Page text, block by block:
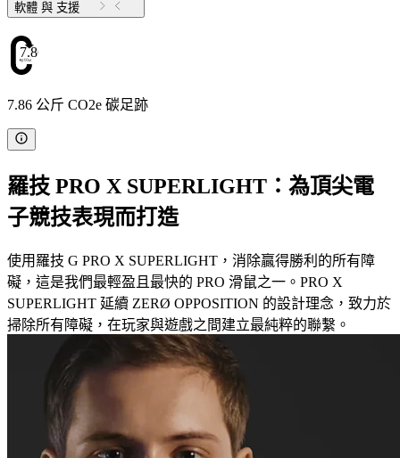
軟體 與 支援
7.86
7.86 公斤 CO2e 碳足跡
羅技 PRO X SUPERLIGHT：為頂尖電
子競技表現而打造
使用羅技 G PRO X SUPERLIGHT，消除贏得勝利的所有障
礙，這是我們最輕盈且最快的 PRO 滑鼠之一。PRO X
SUPERLIGHT 延續 ZERØ OPPOSITION 的設計理念，致力於
掃除所有障礙，在玩家與遊戲之間建立最純粹的聯繫。